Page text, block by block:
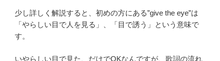
少し詳しく解説すると、初めの方にある”give the eye”は
「やらしい目で人を見る」、「目で誘う」という意味で
す。
いやらしい目で見た、だけでOKなんですが、歌詞の流れ